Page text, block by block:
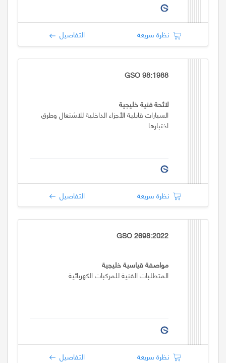
نظرة سريعة التفاصيل
GSO 98:1988
لائحة فنية خليجية
السيارات قابلية الأجزاء الداخلية للاشتعال وطرق
اختبارها
نظرة سريعة التفاصيل
GSO 2698:2022
مواصفة قياسية خليجية
المتطلبات الفنية للمركبات الكهربائية
نظرة سريعة التفاصيل